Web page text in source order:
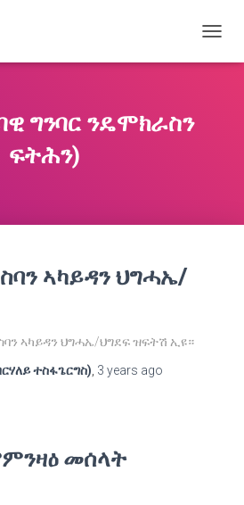
ግንባር ንዴሞክራስን
ፍትሕን)
ኣካይዳን ህግሓኤ/
ኣካይዳን ህግሓኤ/ህግደፍ ዝፍትሽ ኢዩ።
ተስፋጌርግስ) 3 years ago
መሰላት